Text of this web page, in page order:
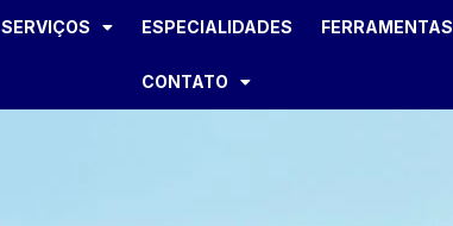
SERVIÇOS ESPECIALIDADES FERRAMENTAS
CONTATO